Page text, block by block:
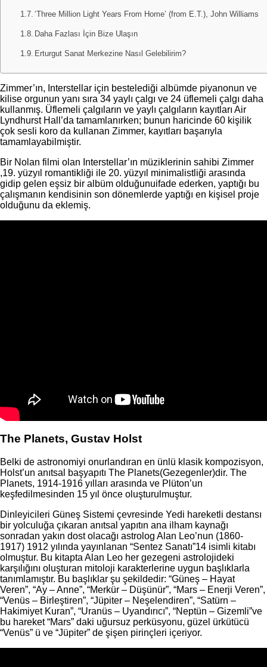
‘Three Million Light Years From Home’ (from E.T.), John Williams
Daha Fazlası İçin Bize Ulaşın
Erturgut Sanat Merkezine Nasıl Gelebilirim?
Zimmer’ın, Interstellar için bestelediği albümde piyanonun ve
kilise orgunun yanı sıra 34 yaylı çalgı ve 24 üflemeli çalgı daha
kullanmış. Üflemeli çalgıların ve yaylı çalgıların kayıtları Air
Lyndhurst Hall’da tamamlanırken; bunun haricinde 60 kişilik
çok sesli koro da kullanan Zimmer, kayıtları başarıyla
tamamlayabilmiştir.
Bir Nolan filmi olan Interstellar’ın müziklerinin sahibi Zimmer
,19. yüzyıl romantikliği ile 20. yüzyıl minimalistliği arasında
gidip gelen eşsiz bir albüm olduğunuifade ederken, yaptığı bu
çalışmanın kendisinin son dönemlerde yaptığı en kişisel proje
olduğunu da eklemiş.
The Planets, Gustav Holst
Belki de astronomiyi onurlandıran en ünlü klasik kompozisyon,
Holst’un anıtsal başyapıtı The Planets(Gezegenler)dir. The
Planets, 1914-1916 yılları arasında ve Plüton’un
keşfedilmesinden 15 yıl önce oluşturulmuştur.
Dinleyicileri Güneş Sistemi çevresinde Yedi hareketli destansı
bir yolculuğa çıkaran anıtsal yapıtın ana ilham kaynağı
sonradan yakın dost olacağı astrolog Alan Leo’nun (1860-
1917) 1912 yılında yayınlanan “Sentez Sanatı”14 isimli kitabı
olmuştur. Bu kitapta Alan Leo her gezegeni astrolojideki
karşılığını oluşturan mitoloji karakterlerine uygun başlıklarla
tanımlamıştır. Bu başlıklar şu şekildedir: “Güneş – Hayat
Veren”, “Ay – Anne”, “Merkür – Düşünür”, “Mars – Enerji Veren”,
“Venüs – Birleştiren”, “Jüpiter – Neşelendiren”, “Satürn –
Hakimiyet Kuran”, “Uranüs – Uyandırıcı”, “Neptün – Gizemli”ve
bu hareket “Mars” daki uğursuz perküsyonu, güzel ürkütücü
“Venüs” ü ve “Jüpiter” de şişen pirinçleri içeriyor.